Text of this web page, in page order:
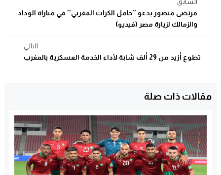
السابق
مرتضى منصور يدعو ''حامل الكرات المغربي'' في مباراة الوداد
والزمالك لزيارة مصر (فيديو)
التالي
تطوع أزيد من 29 ألف شابة لأداء الخدمة العسكرية بالمغرب
مقالات ذات صلة